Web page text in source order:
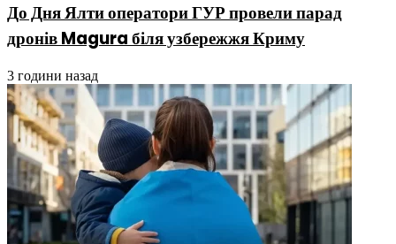
До Дня Ялти оператори ГУР провели парад
дронів Magura біля узбережжя Криму
3 години назад